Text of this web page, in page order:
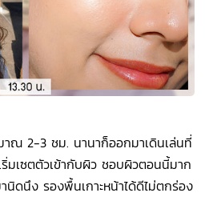
าณ 2-3 ชม. นานาก็ออกมาเดินเล่นที่
มเซตตัวเข้ากับผิว ชอบผิวตอนนี้มาก
นิดนึง รองพื้นเกาะหน้าได้ดีไม่ตกร่อง